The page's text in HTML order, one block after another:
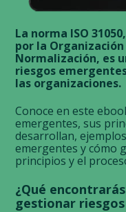
La norma ISO 31050,
por la
Normalización, es
riesgos
las organizaciones.
Conoce en este
emergentes, sus
desarrollan,
emergentes y cómo
principios y el
¿Qué
gestionar